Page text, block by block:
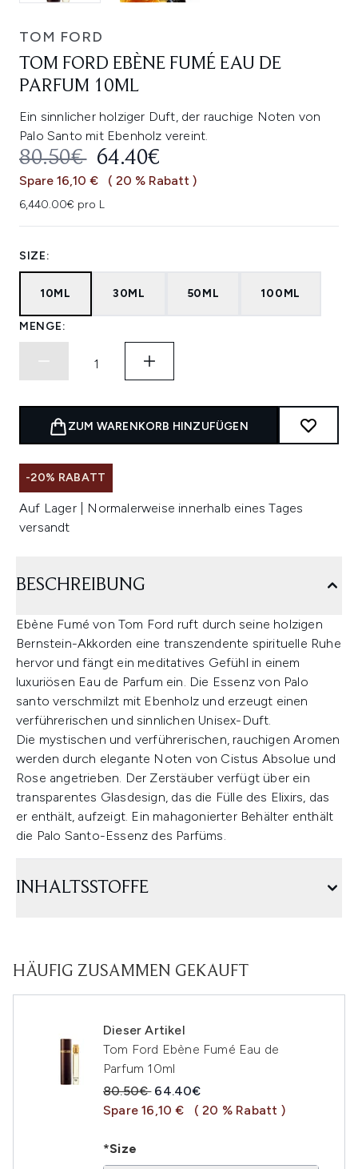
TOM FORD
TOM FORD EBÈNE FUMÉ EAU DE
PARFUM 10ML
Ein sinnlicher holziger Duft, der rauchige Noten von
Palo Santo mit Ebenholz vereint.
UNVERBINDLICHE
80.50€ AKTUELLER PREIS:
64.40€
Spare 16,10 € ( 20 % Rabatt )
6,440.00€ pro L
SIZE:
10ML 30ML 50ML 100ML
MENGE:
ZUM WARENKORB HINZUFÜGEN
-20% RABATT
Auf Lager | Normalerweise innerhalb eines Tages
versandt
BESCHREIBUNG
Ebène Fumé von Tom Ford ruft durch seine holzigen
Bernstein-Akkorden eine transzendente spirituelle Ruhe
hervor und fängt ein meditatives Gefühl in einem
luxuriösen Eau de Parfum ein. Die Essenz von Palo
santo verschmilzt mit Ebenholz und erzeugt einen
verführerischen und sinnlichen Unisex-Duft.
Die mystischen und verführerischen, rauchigen Aromen
werden durch elegante Noten von Cistus Absolue und
Rose angetrieben. Der Zerstäuber verfügt über ein
transparentes Glasdesign, das die Fülle des Elixirs, das
er enthält, aufzeigt. Ein mahagonierter Behälter enthält
die Palo Santo-Essenz des Parfüms.
INHALTSSTOFFE
HÄUFIG ZUSAMMEN GEKAUFT
Dieser Artikel
Tom Ford Ebène Fumé Eau de
Parfum 10ml
Unverbindliche Preisempfehlung:
80.50€ Aktueller Preis:
64.40€
Spare 16,10 €
( 20 % Rabatt )
*Size